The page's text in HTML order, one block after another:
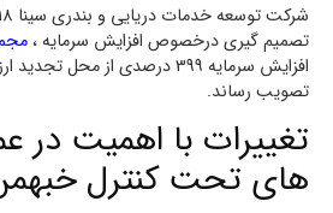
تصمیم گیری درخصوص افزایش سرمایه ،
افزایش سرمایه 399 درصدی از محل
تصویب رساند.
تغييرات با اهميت در
هاي تحت كنترل